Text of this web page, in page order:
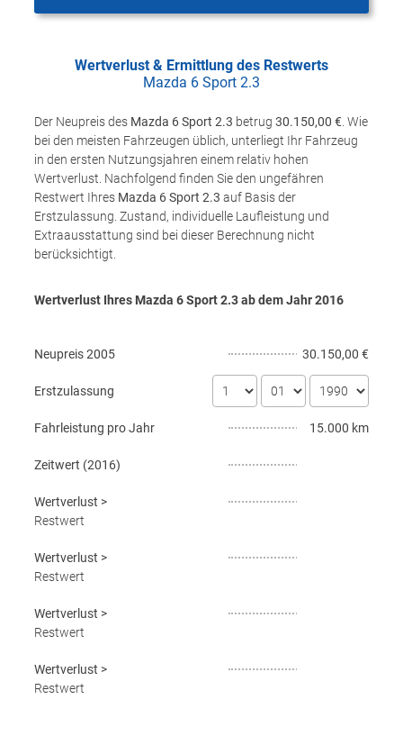
Wertverlust & Ermittlung des Restwerts
Mazda 6 Sport 2.3
Der Neupreis des Mazda 6 Sport 2.3 betrug 30.150,00 € . Wie
bei den meisten Fahrzeugen üblich, unterliegt Ihr Fahrzeug
in den ersten Nutzungsjahren einem relativ hohen
Wertverlust. Nachfolgend finden Sie den ungefähren
Restwert Ihres Mazda 6 Sport 2.3 auf Basis der
Erstzulassung. Zustand, individuelle Laufleistung und
Extraausstattung sind bei dieser Berechnung nicht
berücksichtigt.
Wertverlust Ihres Mazda 6 Sport 2.3 ab dem Jahr2016
Neupreis2005 30.150,00 €
Erstzulassung
Fahrleistung pro Jahr 15.000 km
Zeitwert (2016)
Wertverlust >
Restwert
Wertverlust >
Restwert
Wertverlust >
Restwert
Wertverlust >
Restwert